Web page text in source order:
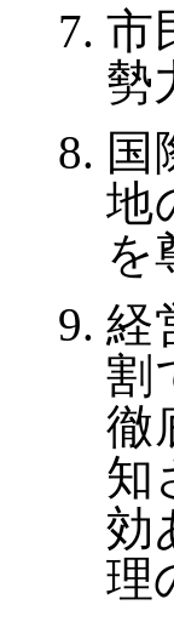
市
勢
国
地
を
経
割
徹
知
効
理